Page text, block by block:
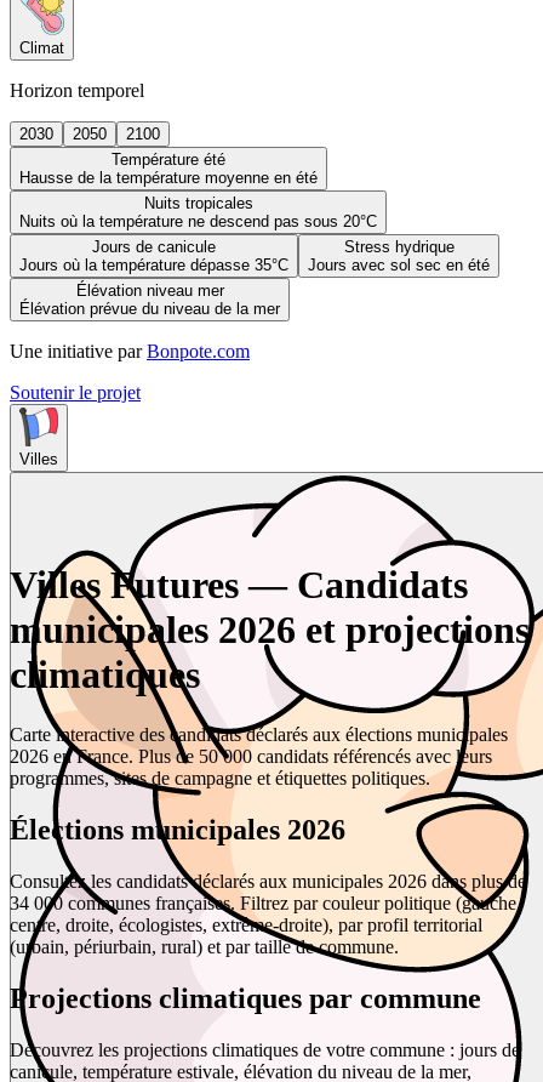
Climat
Horizon temporel
2030 2050
2100
Température été
Hausse de la température moyenne en été
Nuits tropicales
Nuits où la température ne descend pas sous 20°C
Jours de canicule
Jours où la température dépasse 35°C
Stress hydrique
Jours avec sol sec en été
Élévation niveau mer
Élévation prévue du niveau de la mer
Une initiative par Bonpote.com
Soutenir le projet
Villes
Villes Futures — Candidats
municipales 2026 et projections
climatiques
Carte interactive des candidats déclarés aux élections municipales
2026 en France. Plus de 50 000 candidats référencés avec leurs
programmes, sites de campagne et étiquettes politiques.
Élections municipales 2026
Consultez les candidats déclarés aux municipales 2026 dans plus de
34 000 communes françaises. Filtrez par couleur politique (gauche,
centre, droite, écologistes, extrême-droite), par profil territorial
(urbain, périurbain, rural) et par taille de commune.
Projections climatiques par commune
Découvrez les projections climatiques de votre commune : jours de
canicule, température estivale, élévation du niveau de la mer,